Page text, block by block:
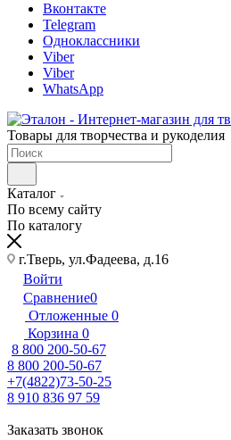
Вконтакте
Telegram
Одноклассники
Viber
Viber
WhatsApp
Товары для творчества и рукоделия
Каталог
По всему сайту
По каталогу
г.Тверь, ул.Фадеева, д.16
Войти
Сравнение0
Отложенные 0
Корзина 0
8 800 200-50-67
8 800 200-50-67
+7(4822)73-50-25
8 910 836 97 59
Заказать звонок